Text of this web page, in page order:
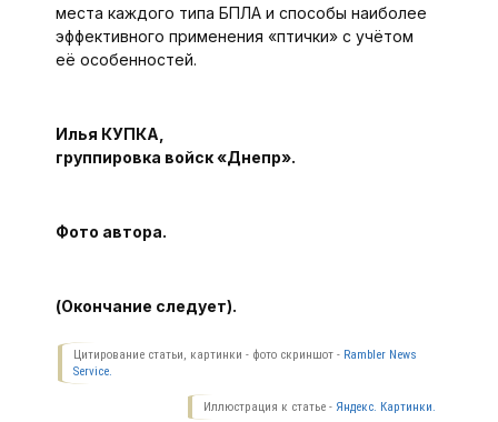
места каждого типа БПЛА и способы наиболее
эффективного применения «птички» с учётом
её особенностей.
Илья КУПКА,
группировка войск «Днепр».
Фото автора.
(Окончание следует).
Цитирование статьи, картинки - фото скриншот - Rambler News
Service.
Иллюстрация к статье - Яндекс. Картинки.